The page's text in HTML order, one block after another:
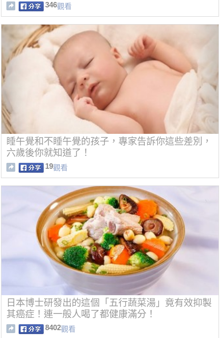
346觀看
睡午覺和不睡午覺的孩子，專家告訴你這些差別，
六歲後你就知道了！
19觀看
日本博士研發出的這個「五行蔬菜湯」竟有效抑製
其癌症！連一般人喝了都健康滿分！
8402觀看